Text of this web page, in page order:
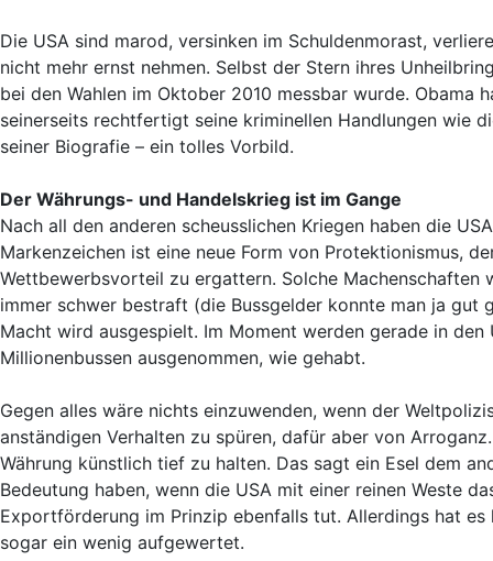
Die USA sind marod, versinken im Schuldenmorast,
nicht mehr ernst nehmen. Selbst der Stern ihres
bei den Wahlen im Oktober 2010 messbar wurde. Obama
seinerseits rechtfertigt seine kriminellen Handlungen wie
seiner Biografie – ein tolles Vorbild.
Der Währungs- und Handelskrieg ist im Gange
Nach all den anderen scheusslichen Kriegen haben die
Markenzeichen ist eine neue Form von Protektionismus,
Wettbewerbsvorteil zu ergattern. Solche Machenschaften
immer schwer bestraft (die Bussgelder konnte man ja gut
Macht wird ausgespielt. Im Moment werden gerade in
Millionenbussen ausgenommen, wie gehabt.
Gegen alles wäre nichts einzuwenden, wenn der
anständigen Verhalten zu spüren, dafür aber von
Währung künstlich tief zu halten. Das sagt ein Esel dem
Bedeutung haben, wenn die USA mit einer reinen Weste
Exportförderung im Prinzip ebenfalls tut. Allerdings hat
sogar ein wenig aufgewertet.